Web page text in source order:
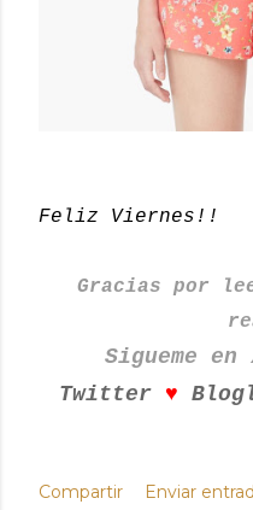
Feliz Viernes!!
Gracias por
Sigueme
Twitter ♥
Compartir
Enviar